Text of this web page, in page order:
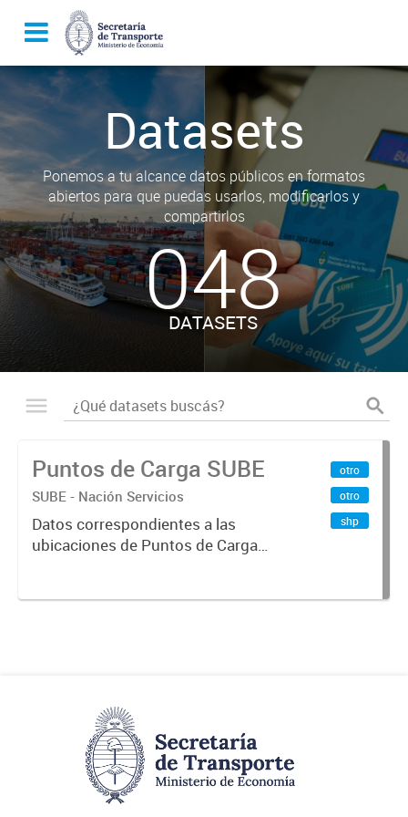
Datasets
Ponemos a tu alcance datos públicos en formatos
abiertos para que puedas usarlos, modificarlos y
compartirlos
048
DATASETS
Puntos de Carga SUBE
SUBE - Nación Servicios
Datos correspondientes a las
ubicaciones de Puntos de Carga
otro
otro
shp